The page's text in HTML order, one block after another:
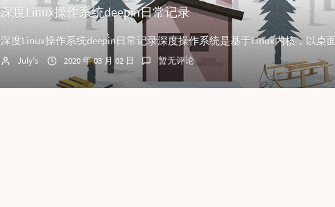
深度Linux操作系统deepin日常记录
July's 2020 年 03 月 02 日 暂无评论